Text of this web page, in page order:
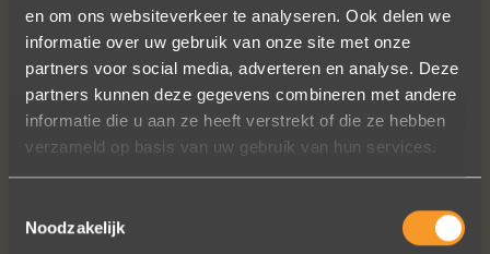
en om ons websiteverkeer te analyseren. Ook delen we
informatie over uw gebruik van onze site met onze
partners voor social media, adverteren en analyse. Deze
partners kunnen deze gegevens combineren met andere
informatie die u aan ze heeft verstrekt of die ze hebben
verzameld op basis van uw gebruik van hun services.
Noodzakelijk
In de ban van uw creaties zijn we
bezig met onze derde bestelling (uit
Frankrijk). De ontvangst is altijd zo
vriendelijk, het team reageert snel en
uitstekend advies. We hebben zojuist
een ring laten verstellen en er een
paar steentjes aan toegevoegd, het